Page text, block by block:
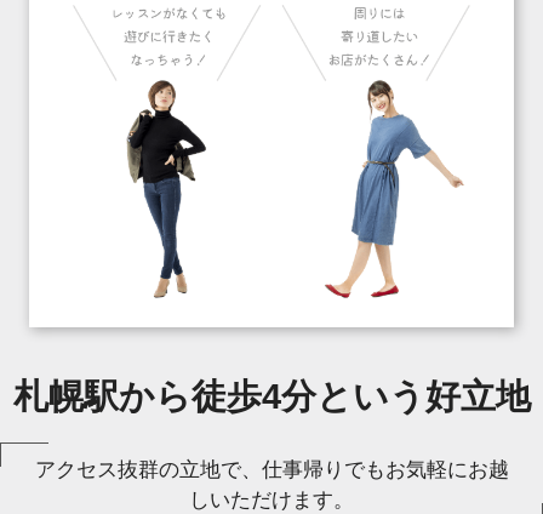
札幌駅から徒歩4分という好立地
アクセス抜群の立地で、仕事帰りでもお気軽にお越
しいただけます。